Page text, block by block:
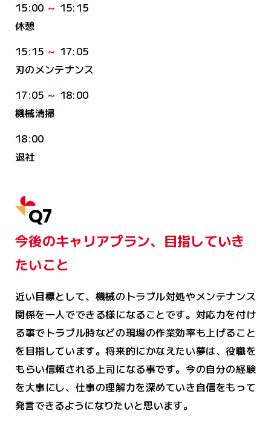
15:00 ～ 15:15
休憩
15:15 ～ 17:05
刃のメンテナンス
17:05 ～ 18:00
機械清掃
18:00
退社
Q7
今後のキャリアプラン、目指していき
たいこと
近い目標として、機械のトラブル対処やメンテナンス
関係を一人でできる様になることです。対応力を付け
る事でトラブル時などの現場の作業効率も上げること
を目指しています。将来的にかなえたい夢は、役職を
もらい信頼される上司になる事です。今の自分の経験
を大事にし、仕事の理解力を深めていき自信をもって
発言できるようになりたいと思います。